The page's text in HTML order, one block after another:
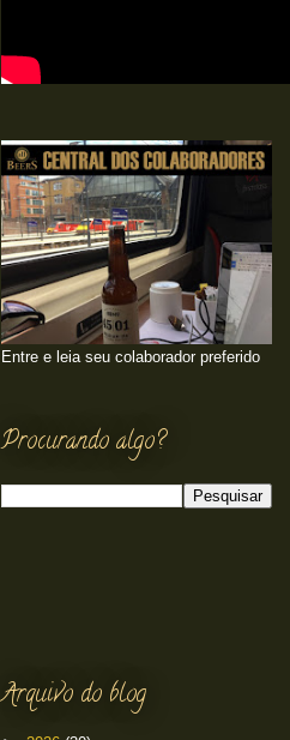
Entre e leia seu colaborador preferido
Procurando algo?
Arquivo do blog